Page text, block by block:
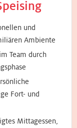
und
Ambiente
Team durch
Fort- und
Mittagessen,